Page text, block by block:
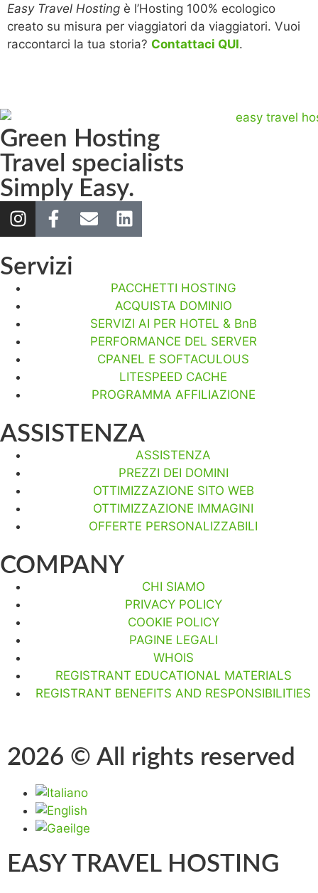
Easy Travel Hosting è l’Hosting 100% ecologico
creato su misura per viaggiatori da viaggiatori. Vuoi
raccontarci la tua storia? Contattaci QUI.
Green Hosting
Travel specialists
Simply Easy.
Servizi
PACCHETTI HOSTING
ACQUISTA DOMINIO
SERVIZI AI PER HOTEL & BnB
PERFORMANCE DEL SERVER
CPANEL E SOFTACULOUS
LITESPEED CACHE
PROGRAMMA AFFILIAZIONE
ASSISTENZA
ASSISTENZA
PREZZI DEI DOMINI
OTTIMIZZAZIONE SITO WEB
OTTIMIZZAZIONE IMMAGINI
OFFERTE PERSONALIZZABILI
COMPANY
CHI SIAMO
PRIVACY POLICY
COOKIE POLICY
PAGINE LEGALI
WHOIS
REGISTRANT EDUCATIONAL MATERIALS
REGISTRANT BENEFITS AND RESPONSIBILITIES
2026 © All rights reserved
EASY TRAVEL HOSTING